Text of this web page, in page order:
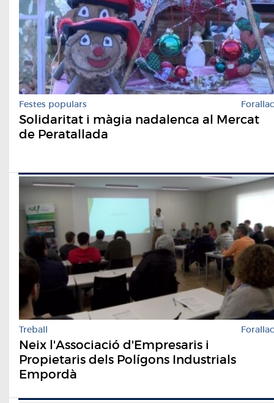
Festes populars Forallac
Solidaritat i màgia nadalenca al Mercat
de Peratallada
Treball Forallac
Neix l'Associació d'Empresaris i
Propietaris dels Polígons Industrials
Empordà